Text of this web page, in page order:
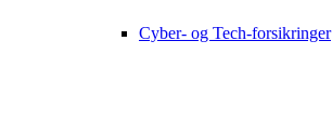
Cyber- og Tech-forsikringer